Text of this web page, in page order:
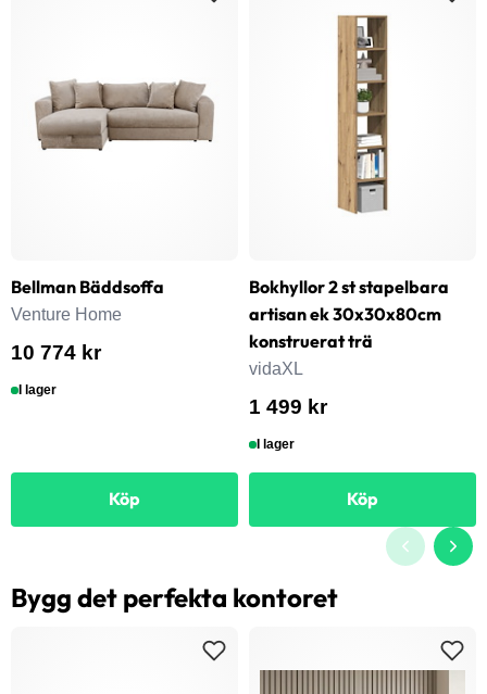
Bellman Bäddsoffa
Venture Home
10 774 kr
I lager
Köp
Bokhyllor 2 st stapelbara
artisan ek 30x30x80cm
konstruerat trä
vidaXL
1 499 kr
I lager
Köp
Bygg det perfekta kontoret